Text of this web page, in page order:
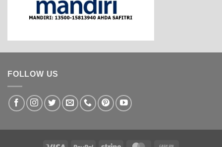
FOLLOW US